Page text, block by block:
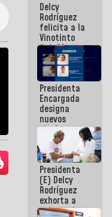
Delcy
Rodríguez
felicita a la
Vinotinto
Sub 20
campeona
frente
México Sub
23 en los
Centroamericanos
Presidenta
Encargada
designa
nuevos
titulares en
Viceministerio
de Energía
Eléctrica y
CORPOELEC
Presidenta
(E) Delcy
Rodríguez
exhorta a
gobernadores